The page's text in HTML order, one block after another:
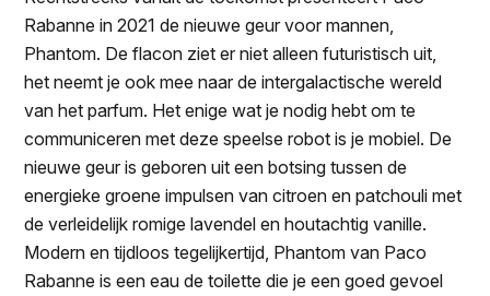
Rabanne in 2021 de nieuwe geur voor mannen,
Phantom. De flacon ziet er niet alleen futuristisch uit,
het neemt je ook mee naar de intergalactische wereld
van het parfum. Het enige wat je nodig hebt om te
communiceren met deze speelse robot is je mobiel. De
nieuwe geur is geboren uit een botsing tussen de
energieke groene impulsen van citroen en patchouli met
de verleidelijk romige lavendel en houtachtig vanille.
Modern en tijdloos tegelijkertijd, Phantom van Paco
Rabanne is een eau de toilette die je een goed gevoel